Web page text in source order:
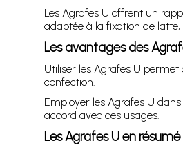
Les Agrafes U offrent un
adaptée à la fixation de
Les avantages des
Utiliser les Agrafes U
confection.
Employer les Agrafes U
accord avec ces usages.
Les Agrafes U en résumé